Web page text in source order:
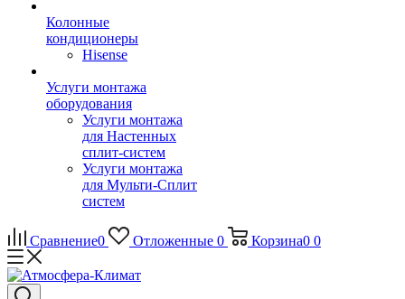
Колонные
кондиционеры
Hisense
Услуги монтажа
оборудования
Услуги монтажа
для Настенных
сплит-систем
Услуги монтажа
для Мульти-Сплит
систем
Сравнение0 Отложенные 0 Корзина0 0